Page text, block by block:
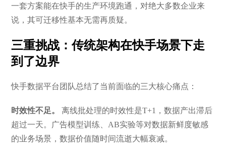
一套方案能在快手的生产环境跑通，对绝大多数企业来
说，其可迁移性基本无需再质疑。
三重挑战：传统架构在快手场景下走
到了边界
快手数据平台团队总结了当前面临的三大核心痛点：
时效性不足。
离线批处理的时效性是T+1，数据产出滞后
超过一天。广告模型训练、AB实验等对数据新鲜度敏感
的业务场景，数据价值随时间流逝大幅衰减。